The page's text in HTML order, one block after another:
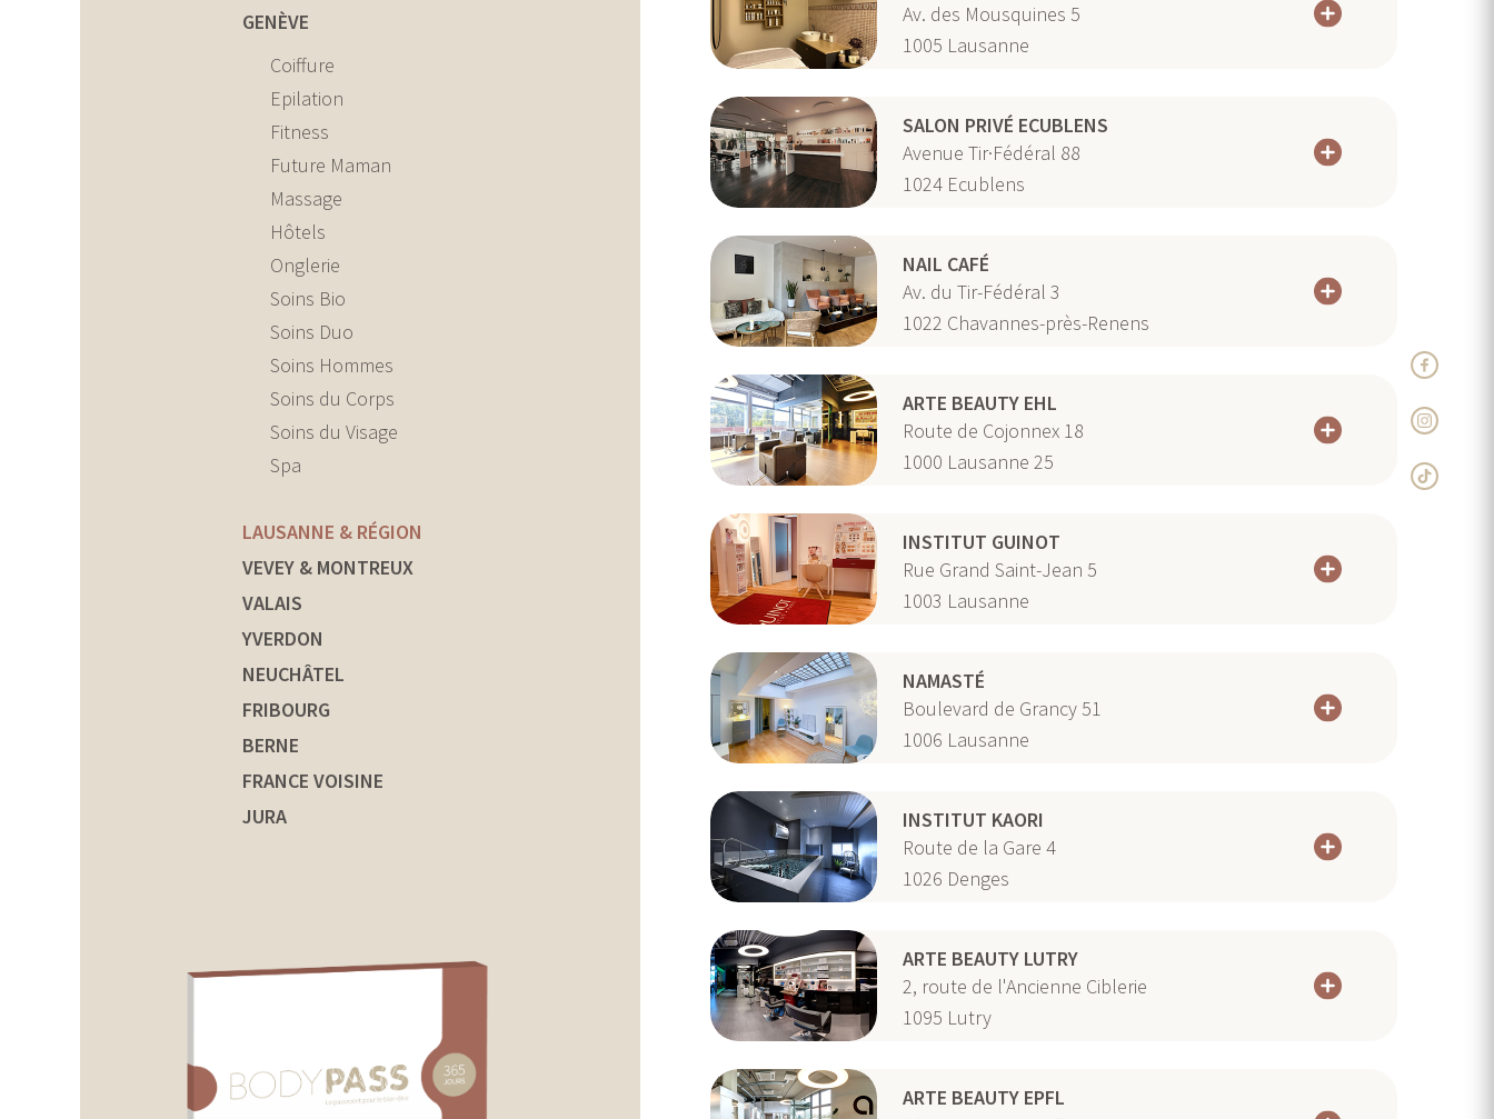
GENÈVE
Coiffure
Epilation
Fitness
Future Maman
Massage
Hôtels
Onglerie
Soins Bio
Soins Duo
Soins Hommes
Soins du Corps
Soins du Visage
Spa
LAUSANNE & RÉGION
VEVEY & MONTREUX
VALAIS
YVERDON
NEUCHÂTEL
FRIBOURG
BERNE
FRANCE VOISINE
JURA
Av. des Mousquines 5
1005 Lausanne
SALON PRIVÉ ECUBLENS
Avenue Tir·Fédéral 88
1024 Ecublens
NAIL CAFÉ
Av. du Tir-Fédéral 3
1022 Chavannes-près-Renens
ARTE BEAUTY EHL
Route de Cojonnex 18
1000 Lausanne 25
INSTITUT GUINOT
Rue Grand Saint-Jean 5
1003 Lausanne
NAMASTÉ
Boulevard de Grancy 51
1006 Lausanne
INSTITUT KAORI
Route de la Gare 4
1026 Denges
ARTE BEAUTY LUTRY
2, route de l'Ancienne Ciblerie
1095 Lutry
ARTE BEAUTY EPFL